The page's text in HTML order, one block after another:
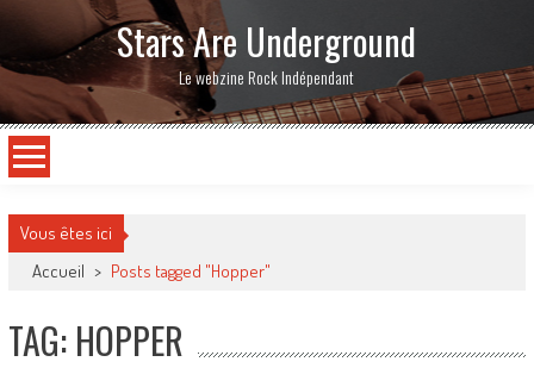
Stars Are Underground
Le webzine Rock Indépendant
Vous êtes ici
Accueil > Posts tagged "Hopper"
TAG: HOPPER